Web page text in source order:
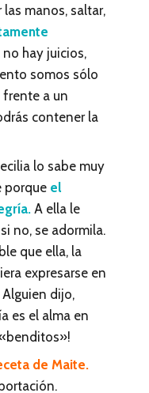
las manos, saltar,
hay juicios,
somos sólo
frente a un
contener la
lo sabe muy
porque el
A ella le
no, se adormila.
que ella, la
expresarse en
dijo,
es el alma en
de Maite.